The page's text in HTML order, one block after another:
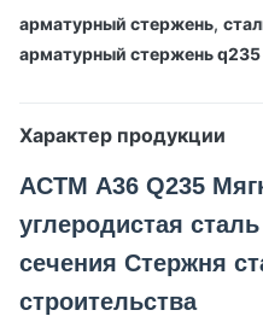
арматурный стержень,
арматурный стержень q235
Характер продукции
АСТМ A36 Q235
углеродистая
сечения Стержня
строительства